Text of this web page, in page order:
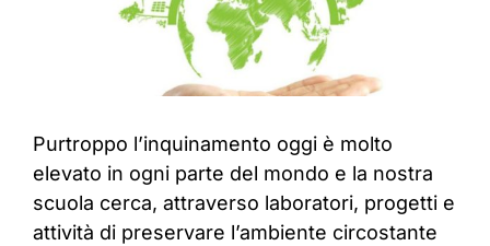
Purtroppo l’inquinamento oggi è molto
elevato in ogni parte del mondo e la nostra
scuola cerca, attraverso laboratori, progetti e
attività di preservare l’ambiente circostante